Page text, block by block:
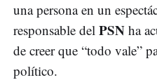
una persona en un
responsable del PSN ha
de creer que “todo vale”
político.